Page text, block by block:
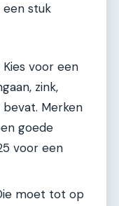
stuk
Kies voor een
zink,
Merken
goede
voor een
moet tot op